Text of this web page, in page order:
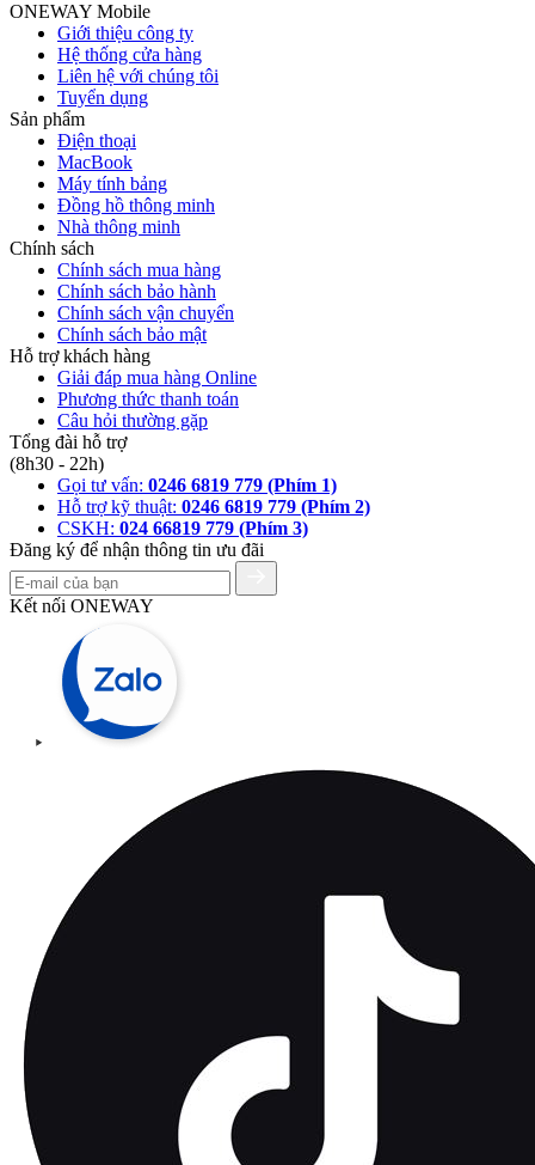
ONEWAY Mobile
Giới thiệu công ty
Hệ thống cửa hàng
Liên hệ với chúng tôi
Tuyển dụng
Sản phẩm
Điện thoại
MacBook
Máy tính bảng
Đồng hồ thông minh
Nhà thông minh
Chính sách
Chính sách mua hàng
Chính sách bảo hành
Chính sách vận chuyển
Chính sách bảo mật
Hỗ trợ khách hàng
Giải đáp mua hàng Online
Phương thức thanh toán
Câu hỏi thường gặp
Tổng đài hỗ trợ
(8h30 - 22h)
Gọi tư vấn: 0246 6819 779 (Phím 1)
Hỗ trợ kỹ thuật: 0246 6819 779 (Phím 2)
CSKH: 024 66819 779 (Phím 3)
Đăng ký để nhận thông tin ưu đãi
Kết nối ONEWAY